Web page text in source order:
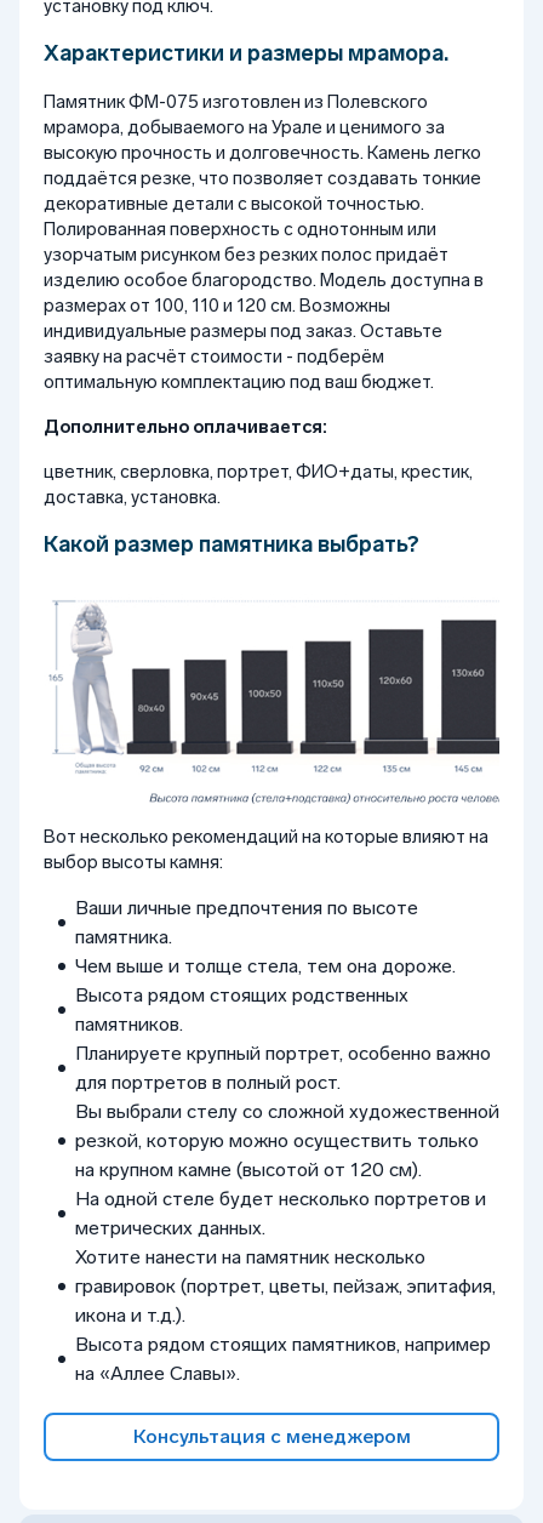
установку под ключ.
Характеристики и размеры мрамора.
Памятник ФМ-075 изготовлен из Полевского
мрамора, добываемого на Урале и ценимого за
высокую прочность и долговечность. Камень легко
поддаётся резке, что позволяет создавать тонкие
декоративные детали с высокой точностью.
Полированная поверхность с однотонным или
узорчатым рисунком без резких полос придаёт
изделию особое благородство. Модель доступна в
размерах от 100, 110 и 120 см. Возможны
индивидуальные размеры под заказ. Оставьте
заявку на расчёт стоимости - подберём
оптимальную комплектацию под ваш бюджет.
Дополнительно оплачивается:
цветник, сверловка, портрет, ФИО+даты, крестик,
доставка, установка.
Какой размер памятника выбрать?
Вот несколько рекомендаций на которые влияют на
выбор высоты камня:
Ваши личные предпочтения по высоте
памятника.
Чем выше и толще стела, тем она дороже.
Высота рядом стоящих родственных
памятников.
Планируете крупный портрет, особенно важно
для портретов в полный рост.
Вы выбрали стелу со сложной художественной
резкой, которую можно осуществить только
на крупном камне (высотой от 120 см).
На одной стеле будет несколько портретов и
метрических данных.
Хотите нанести на памятник несколько
гравировок (портрет, цветы, пейзаж, эпитафия,
икона и т.д.).
Высота рядом стоящих памятников, например
на «Аллее Славы».
Консультация с менеджером